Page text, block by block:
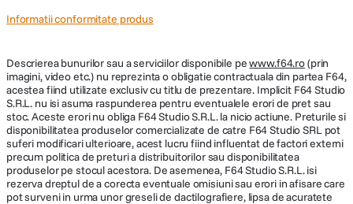
Acest softbox este extrem de usor de montat. Pentru o configurare fara
Godox BDR-W420 Reflector Beauty Dish Alb
42cm
Godox BDR-W420 de 42 cm este un reflector (beauty dish) foarte folositor in
fotografia de tip fashion / beauty si portret pentru obtinerea unei lumini
blande, cu acoperire uniforma. Se fixeaza pe capul blitului, astfel lumina se
reflecta din con pe suprafata alba oferind o lumina difuza si uniform distribuita
Informatii conformitate produs
Descrierea bunurilor sau a serviciilor disponibile pewww.f64.ro(prin
imagini, video etc.) nu reprezinta o obligatie contractuala din partea F64,
acestea fiind utilizate exclusiv cu titlu de prezentare. Implicit F64 Studio
S.R.L. nu isi asuma raspunderea pentru eventualele erori de pret sau
stoc. Aceste erori nu obliga F64 Studio S.R.L. la nicio actiune. Preturile si
disponibilitatea produselor comercializate de catre F64 Studio SRL pot
suferi modificari ulterioare, acest lucru fiind influentat de factori externi
precum politica de preturi a distribuitorilor sau disponibilitatea
produselor pe stocul acestora. De asemenea, F64 Studio S.R.L. isi
rezerva dreptul de a corecta eventuale omisiuni sau erori in afisare care
pot surveni in urma unor greseli de dactilografiere, lipsa de acuratete